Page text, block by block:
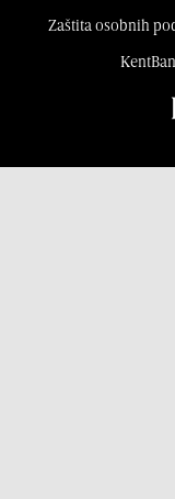
Zaštita osobnih